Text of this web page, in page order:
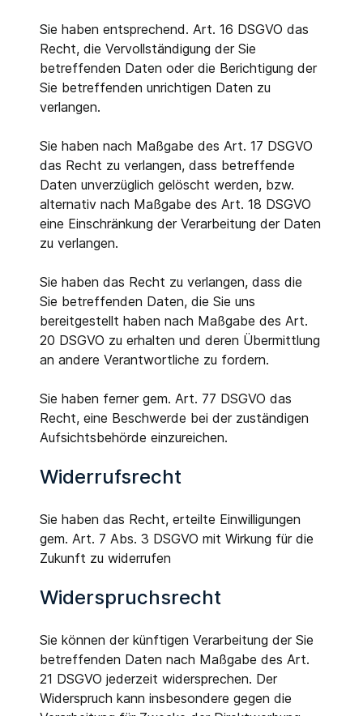
Sie haben entsprechend. Art. 16 DSGVO das
Recht, die Vervollständigung der Sie
betreffenden Daten oder die Berichtigung der
Sie betreffenden unrichtigen Daten zu
verlangen.
Sie haben nach Maßgabe des Art. 17 DSGVO
das Recht zu verlangen, dass betreffende
Daten unverzüglich gelöscht werden, bzw.
alternativ nach Maßgabe des Art. 18 DSGVO
eine Einschränkung der Verarbeitung der Daten
zu verlangen.
Sie haben das Recht zu verlangen, dass die
Sie betreffenden Daten, die Sie uns
bereitgestellt haben nach Maßgabe des Art.
20 DSGVO zu erhalten und deren Übermittlung
an andere Verantwortliche zu fordern.
Sie haben ferner gem. Art. 77 DSGVO das
Recht, eine Beschwerde bei der zuständigen
Aufsichtsbehörde einzureichen.
Widerrufsrecht
Sie haben das Recht, erteilte Einwilligungen
gem. Art. 7 Abs. 3 DSGVO mit Wirkung für die
Zukunft zu widerrufen
Widerspruchsrecht
Sie können der künftigen Verarbeitung der Sie
betreffenden Daten nach Maßgabe des Art.
21 DSGVO jederzeit widersprechen. Der
Widerspruch kann insbesondere gegen die